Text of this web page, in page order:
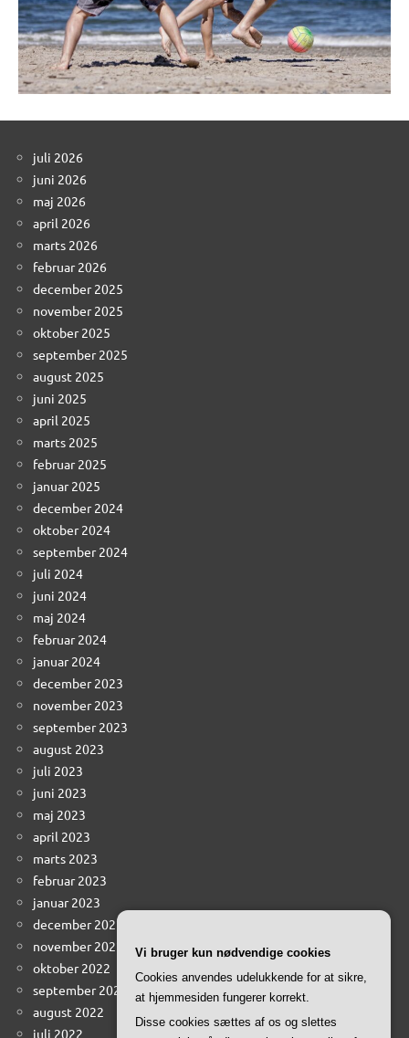
juli 2026
juni 2026
maj 2026
april 2026
marts 2026
februar 2026
december 2025
november 2025
oktober 2025
september 2025
august 2025
juni 2025
april 2025
marts 2025
februar 2025
januar 2025
december 2024
oktober 2024
september 2024
juli 2024
juni 2024
maj 2024
februar 2024
januar 2024
december 2023
november 2023
september 2023
august 2023
juli 2023
juni 2023
maj 2023
april 2023
marts 2023
februar 2023
januar 2023
december 2022
november 2022
oktober 2022
september 2022
august 2022
juli 2022
Vi bruger kun nødvendige cookies
Cookies anvendes udelukkende for at sikre,
at hjemmesiden fungerer korrekt.
Disse cookies sættes af os og slettes